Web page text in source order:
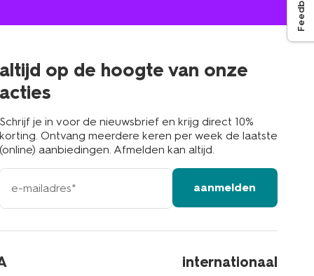
altijd op de hoogte van onze
acties
Schrijf je in voor de nieuwsbrief en krijg direct 10%
korting. Ontvang meerdere keren per week de laatste
(online) aanbiedingen. Afmelden kan altijd.
e-
mailadres
aanmelden
internationaal